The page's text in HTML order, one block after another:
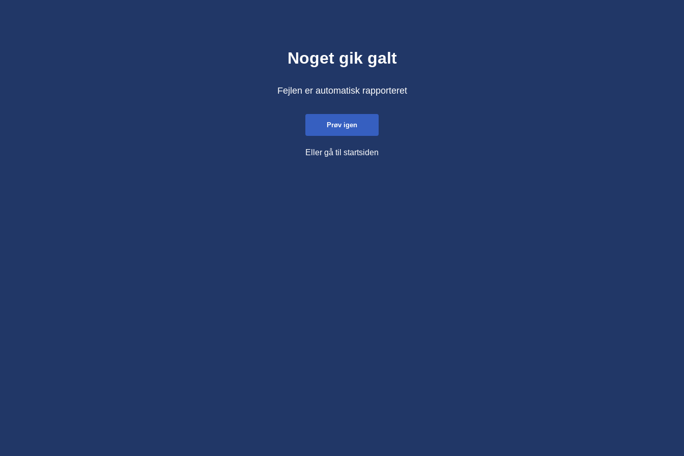
Noget gik galt
Fejlen er automatisk rapporteret
Prøv igen
Eller gå til startsiden